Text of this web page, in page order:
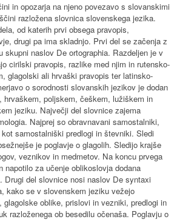
in opozarja na njeno povezavo s slovanskimi
razložena slovnica slovenskega jezika.
od katerih prvi obsega pravopis,
drugi pa ima skladnjo. Prvi del se začenja z
skupni naslov De ortographia. Razdeljen je v
cirilski pravopis, razlike med njim in rutensko-
glagolski ali hrvaški pravopis ter latinsko-
o sorodnosti slovanskih jezikov je dodan
hrvaškem, poljskem, češkem, lužiškem in
jeziku. Največji del slovnice zajema
Najprej so obravnavani samostalniki,
samostalniški predlogi in števniki. Sledi
je poglavje o glagolih. Sledijo krajše
veznikov in medmetov. Na koncu prvega
napotilo za učenje oblikoslovja dodana
Drugi del slovnice nosi naslov De syntaxi
kako se v slovenskem jeziku vežejo
oblike, prislovi in vezniki, predlogi in
razloženega ob besedilu očenaša. Poglavju o